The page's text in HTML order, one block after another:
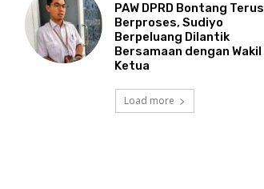
PAW DPRD Bontang Terus
Berproses, Sudiyo
Berpeluang Dilantik
Bersamaan dengan Wakil
Ketua
Load more